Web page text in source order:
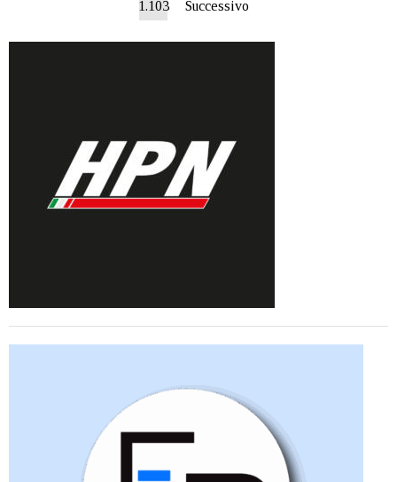
1.103
Successivo